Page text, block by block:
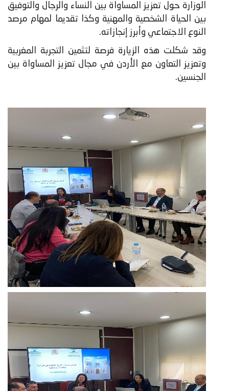
الوزارة حول تعزيز المساواة بين النساء والرجال والتوفيق
بين الحياة الشخصية والمهنية وكذا تقديما لمهام مرصد
النوع الاجتماعي وأبرز إنجازاته.
وقد شكلت هذه الزيارة فرصة لتثمين التجربة المغربية
وتعزيز التعاون مع الأردن في مجال تعزيز المساواة بين
الجنسين.